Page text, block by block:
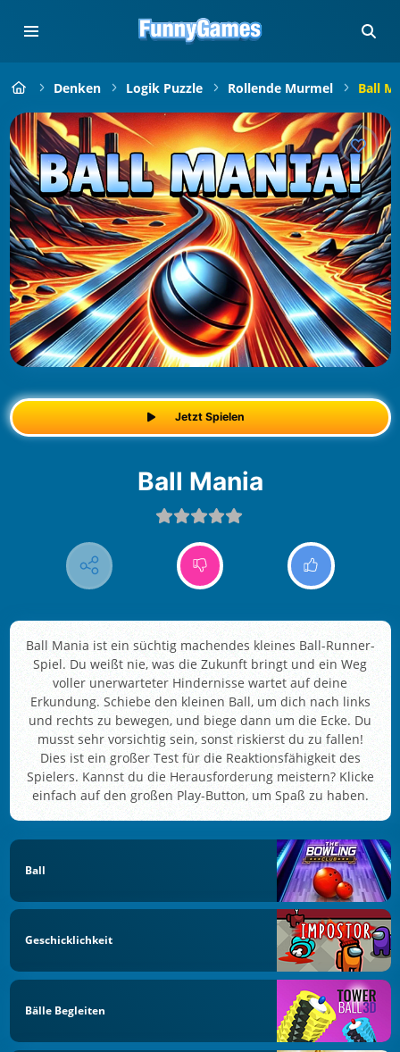
Denken Logik Puzzle Rollende Murmel Ball
Jetzt Spielen
Ball Mania
Ball Mania ist ein süchtig machendes kleines Ball-Runner-
Spiel. Du weißt nie, was die Zukunft bringt und ein Weg
voller unerwarteter Hindernisse wartet auf deine
Erkundung. Schiebe den kleinen Ball, um dich nach links
und rechts zu bewegen, und biege dann um die Ecke. Du
musst sehr vorsichtig sein, sonst riskierst du zu fallen!
Dies ist ein großer Test für die Reaktionsfähigkeit des
Spielers. Kannst du die Herausforderung meistern? Klicke
einfach auf den großen Play-Button, um Spaß zu haben.
Ball
Geschicklichkeit
Bälle Begleiten